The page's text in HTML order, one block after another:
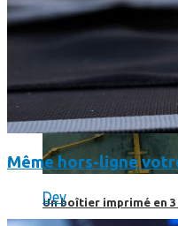
Un boîtier imprimé en
Même hors-ligne
Dev